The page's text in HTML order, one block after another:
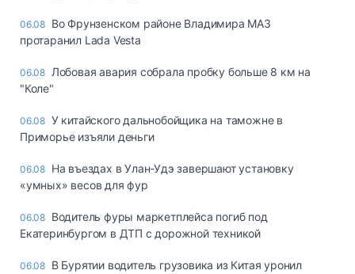
06.08 Во Фрунзенском районе Владимира МАЗ
протаранил Lada Vesta
06.08 Лобовая авария собрала пробку больше 8 км на
"Коле"
06.08 У китайского дальнобойщика на таможне в
Приморье изъяли деньги
06.08 Ha въeздax в Улaн-Удэ зaвepшaют ycтaнoвкy
«yмныx» вecoв для фyp
06.08 Водитель фуры маркетплейса погиб под
Екатеринбургом в ДТП с дорожной техникой
06.08 В Бурятии водитель грузовика из Китая уронил